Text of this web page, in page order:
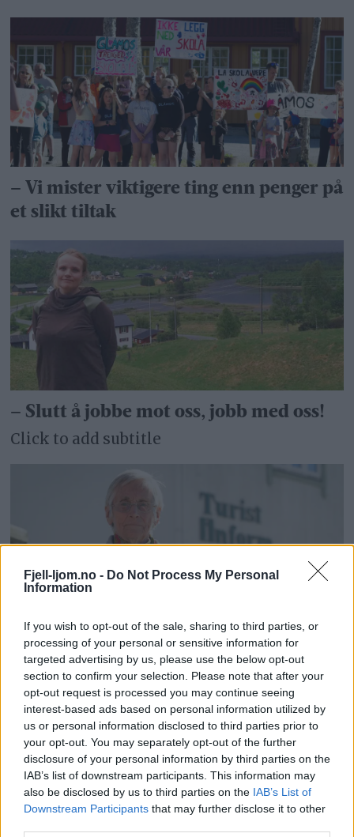
Fjell-ljom.no - Do Not Process My Personal
Information
If you wish to opt-out of the sale, sharing to third parties, or
processing of your personal or sensitive information for
targeted advertising by us, please use the below opt-out
section to confirm your selection. Please note that after your
opt-out request is processed you may continue seeing
interest-based ads based on personal information utilized by
us or personal information disclosed to third parties prior to
your opt-out. You may separately opt-out of the further
disclosure of your personal information by third parties on the
IAB’s list of downstream participants. This information may
also be disclosed by us to third parties on the IAB’s List of
Downstream Participants that may further disclose it to other
– Vi mister viktigere ting enn penger på
et slikt tiltak
– Slutt å jobbe mot oss, jobb med oss!
Click to add subtitle
Vil kommunen aldri lære av sine feil?